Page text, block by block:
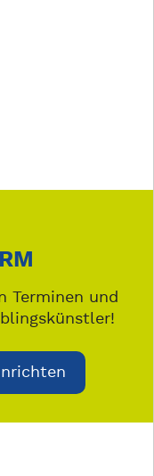
Terminen und